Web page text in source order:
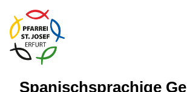
Spanischsprachige